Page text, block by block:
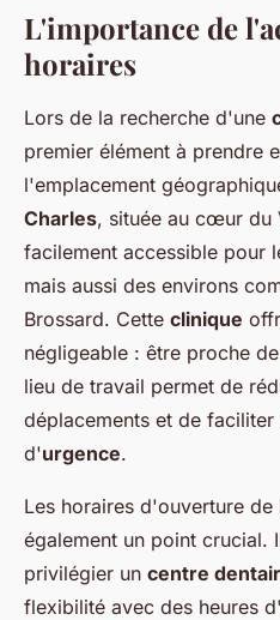
L'importance de
horaires
Lors de la recherche d'une
premier élément à prendre
l'emplacement
Charles, située au cœur du
facilement accessible pour
mais aussi des environs
Brossard. Cette clinique
négligeable : être proche
lieu de travail permet de
déplacements et de
d'urgence.
Les horaires d'ouverture
également un point crucial.
privilégier un centre
flexibilité avec des heures